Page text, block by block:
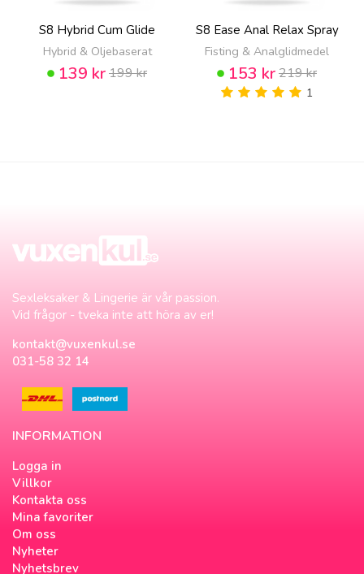
S8 Hybrid Cum Glide
Hybrid & Oljebaserat
139 kr199 kr
S8 Ease Anal Relax Spray
Fisting & Analglidmedel
153 kr219 kr
1
Sexleksaker & Lingerie är vår passion.
Vid frågor - tveka inte att höra av er!
kontakt@vuxenkul.se
031-58 32 14
INFORMATION
Logga in
Villkor
Kontakta oss
Mina favoriter
Om oss
Nyheter
Nyhetsbrev